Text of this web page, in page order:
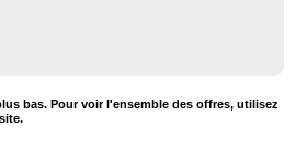
bas. Pour voir l'ensemble des offres, utilisez